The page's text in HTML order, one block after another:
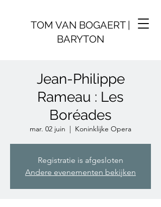
TOM VAN BOGAERT |
BARYTON
Jean-Philippe
Rameau : Les
Boréades
mar. 02 juin
  |
Koninklijke Opera
Registratie is afgesloten
Andere evenementen bekijken